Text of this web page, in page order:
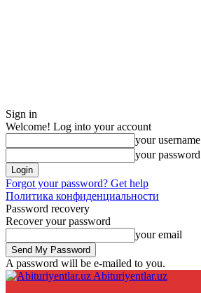
Sign in
Welcome! Log into your account
your username
your password
Forgot your password? Get help
Политика конфиденциальности
Password recovery
Recover your password
your email
A password will be e-mailed to you.
Abituriyentlar.uz